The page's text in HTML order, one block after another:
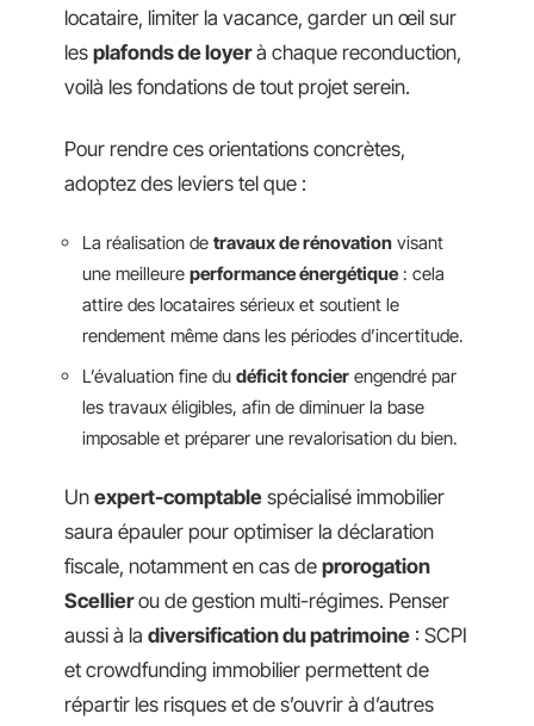
locataire, limiter la vacance, garder un œil sur
les plafonds de loyerà chaque reconduction,
voilà les fondations de tout projet serein.
Pour rendre ces orientations concrètes,
adoptez des leviers tel que :
La réalisation de travaux de rénovation visant
une meilleure performance énergétique : cela
attire des locataires sérieux et soutient le
rendement même dans les périodes d’incertitude.
L’évaluation fine du déficit foncier engendré par
les travaux éligibles, afin de diminuer la base
imposable et préparer une revalorisation du bien.
Un expert-comptable spécialisé immobilier
saura épauler pour optimiser la déclaration
fiscale, notamment en cas de prorogation
Scellierou de gestion multi-régimes. Penser
aussi à la diversification du patrimoine : SCPI
et crowdfunding immobilier permettent de
répartir les risques et de s’ouvrir à d’autres